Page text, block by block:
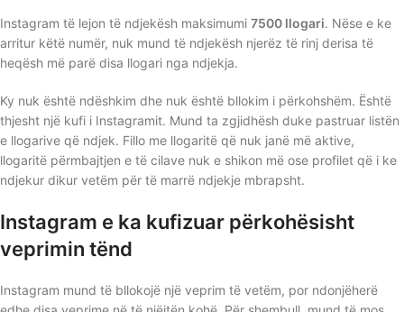
Instagram të lejon të ndjekësh maksimumi 7500 llogari. Nëse e ke
arritur këtë numër, nuk mund të ndjekësh njerëz të rinj derisa të
heqësh më parë disa llogari nga ndjekja.
Ky nuk është ndëshkim dhe nuk është bllokim i përkohshëm. Është
thjesht një kufi i Instagramit. Mund ta zgjidhësh duke pastruar listën
e llogarive që ndjek. Fillo me llogaritë që nuk janë më aktive,
llogaritë përmbajtjen e të cilave nuk e shikon më ose profilet që i ke
ndjekur dikur vetëm për të marrë ndjekje mbrapsht.
Instagram e ka kufizuar përkohësisht
veprimin tënd
Instagram mund të bllokojë një veprim të vetëm, por ndonjëherë